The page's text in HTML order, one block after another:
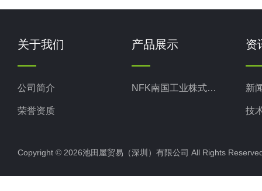
关于我们
公司简介
荣誉资质
产品展示
NFK南国工业株式会社
资
新
技
Copyright © 2026池田屋贸易（深圳）有限公司 All Rights